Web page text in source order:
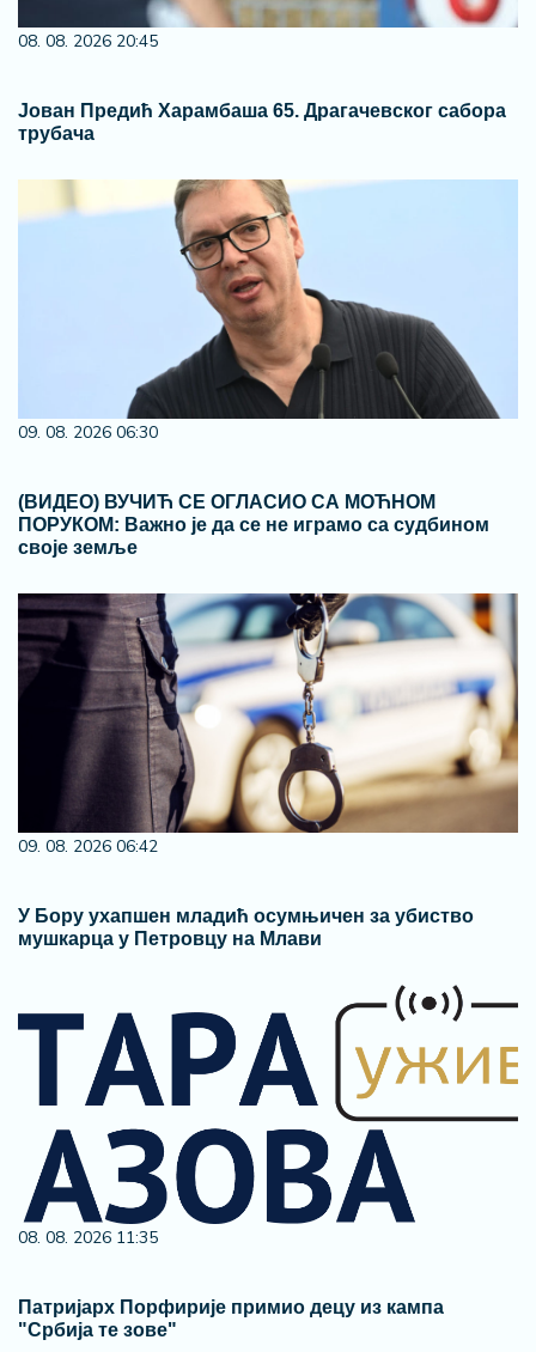
08. 08. 2026 20:45
Јован Предић Харамбаша 65. Драгачевског сабора
трубача
09. 08. 2026 06:30
(ВИДЕО) ВУЧИЋ СЕ ОГЛАСИО СА МОЋНОМ
ПОРУКОМ: Важно је да се не играмо са судбином
своје земље
09. 08. 2026 06:42
У Бору ухапшен младић осумњичен за убиство
мушкарца у Петровцу на Млави
08. 08. 2026 11:35
Патријарх Порфирије примио децу из кампа
"Србија те зове"